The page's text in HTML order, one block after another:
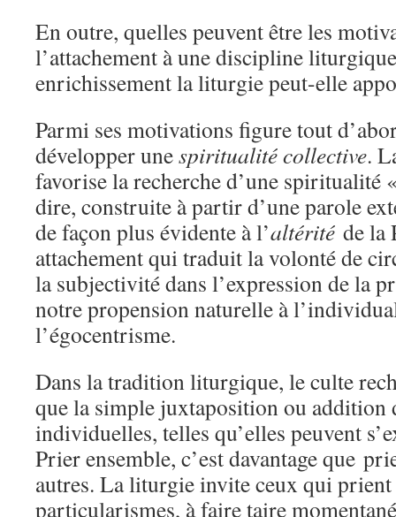
En outre, quelles peuvent être les
l’attachement à une discipline
enrichissement la liturgie peut-elle
Parmi ses motivations figure tout
développer unespiritualité collective.
favorise la recherche d’une spiritualité
dire, construite à partir d’une parole
de façon plus évidente à l’altérité de la
attachement qui traduit la volonté de
la subjectivité dans l’expression de la
notre propension naturelle à
l’égocentrisme.
Dans la tradition liturgique, le culte
que la simple juxtaposition ou addition
individuelles, telles qu’elles peuvent
Prier ensemble, c’est davantage que
autres. La liturgie invite ceux qui prient
particularismes, à faire taire